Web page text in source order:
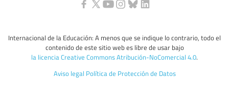
Internacional de la Educación: A menos que se indique lo contrario, todo el
contenido de este sitio web es libre de usar bajo
la licencia Creative Commons Atribución-NoComercial 4.0.
Aviso legal Política de Protección de Datos